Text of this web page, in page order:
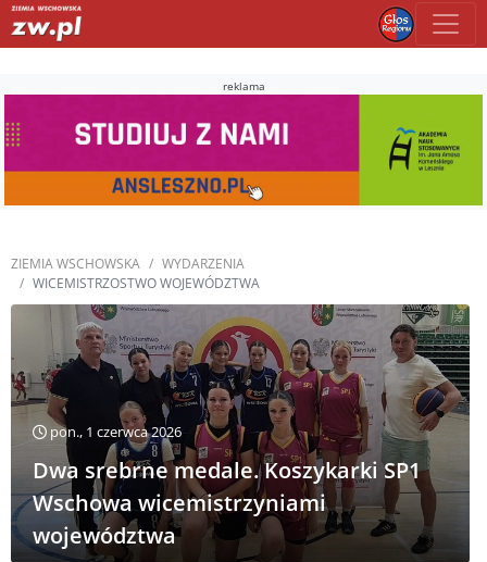
reklama
ZIEMIA WSCHOWSKA
WYDARZENIA
WICEMISTRZOSTWO WOJEWÓDZTWA
pon., 1 czerwca 2026
Dwa srebrne medale. Koszykarki SP1
Wschowa wicemistrzyniami
województwa